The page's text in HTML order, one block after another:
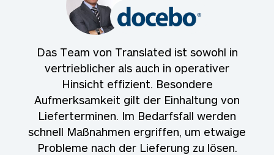
Das Team von Translated ist sowohl in
vertrieblicher als auch in operativer
Hinsicht effizient. Besondere
Aufmerksamkeit gilt der Einhaltung von
Lieferterminen. Im Bedarfsfall werden
schnell Maßnahmen ergriffen, um etwaige
Probleme nach der Lieferung zu lösen.